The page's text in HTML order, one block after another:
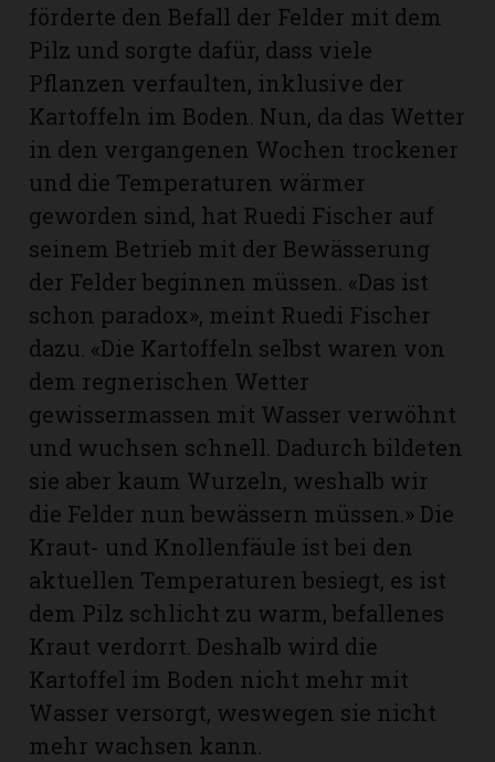
förderte den Befall der Felder mit dem
Pilz und sorgte dafür, dass viele
Pflanzen verfaulten, inklusive der
Kartoffeln im Boden. Nun, da das Wetter
in den vergangenen Wochen trockener
und die Temperaturen wärmer
geworden sind, hat Ruedi Fischer auf
seinem Betrieb mit der Bewässerung
der Felder beginnen müssen. «Das ist
schon paradox», meint Ruedi Fischer
dazu. «Die Kartoffeln selbst waren von
dem regnerischen Wetter
gewissermassen mit Wasser verwöhnt
und wuchsen schnell. Dadurch bildeten
sie aber kaum Wurzeln, weshalb wir
die Felder nun bewässern müssen.» Die
Kraut- und Knollenfäule ist bei den
aktuellen Temperaturen besiegt, es ist
dem Pilz schlicht zu warm, befallenes
Kraut verdorrt. Deshalb wird die
Kartoffel im Boden nicht mehr mit
Wasser versorgt, weswegen sie nicht
mehr wachsen kann.